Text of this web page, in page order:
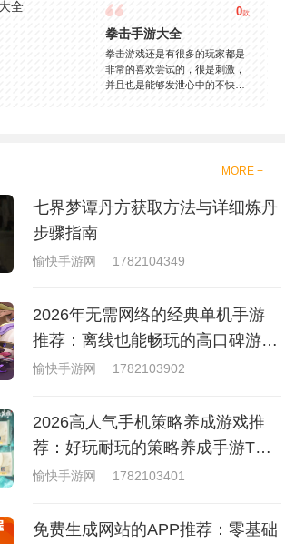
0款
拳击手游大全
拳击游戏还是有很多的玩家都是
非常的喜欢尝试的，很是刺激，
并且也是能够发泄心中的不快
够去进行体验的，我们也是能够
就是收集了一些有意思的拳击游
MORE +
七界梦谭丹方获取方法与详细炼丹
步骤指南
愉快手游网 1782104349
2026年无需网络的经典单机手游
推荐：离线也能畅玩的高口碑游戏
合集
愉快手游网 1782103902
2026高人气手机策略养成游戏推
荐：好玩耐玩的策略养成手游TOP
榜单
愉快手游网 1782103401
免费生成网站的APP推荐：零基础